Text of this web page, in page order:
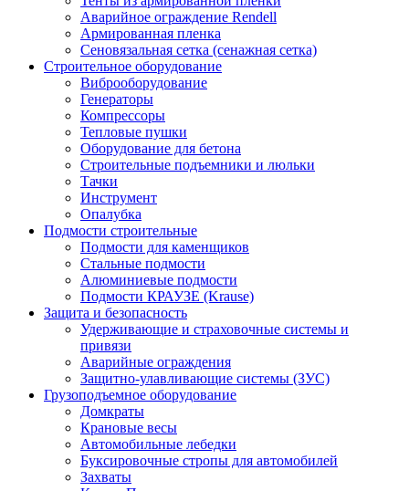
Аварийное ограждение Rendell
Армированная пленка
Сеновязальная сетка (сенажная сетка)
Строительное оборудование
Виброоборудование
Генераторы
Компрессоры
Тепловые пушки
Оборудование для бетона
Строительные подъемники и люльки
Тачки
Инструмент
Опалубка
Подмости строительные
Подмости для каменщиков
Стальные подмости
Алюминиевые подмости
Подмости КРАУЗЕ (Krause)
Защита и безопасность
Удерживающие и страховочные системы и
привязи
Аварийные ограждения
Защитно-улавливающие системы (ЗУС)
Грузоподъемное оборудование
Домкраты
Крановые весы
Автомобильные лебедки
Буксировочные стропы для автомобилей
Захваты